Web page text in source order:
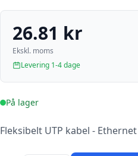
26.81 kr
Ekskl. moms
Levering 1-4 dage
På lager
Fleksibelt UTP kabel -